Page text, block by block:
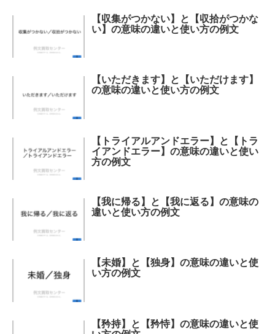
【収集がつかない】と【収拾がつかな
い】の意味の違いと使い方の例文
【いただきます】と【いただけます】
の意味の違いと使い方の例文
【トライアルアンドエラー】と【トラ
イアンドエラー】の意味の違いと使い
方の例文
【我に帰る】と【我に返る】の意味の
違いと使い方の例文
【未婚】と【独身】の意味の違いと使
い方の例文
【矜持】と【矜恃】の意味の違いと使